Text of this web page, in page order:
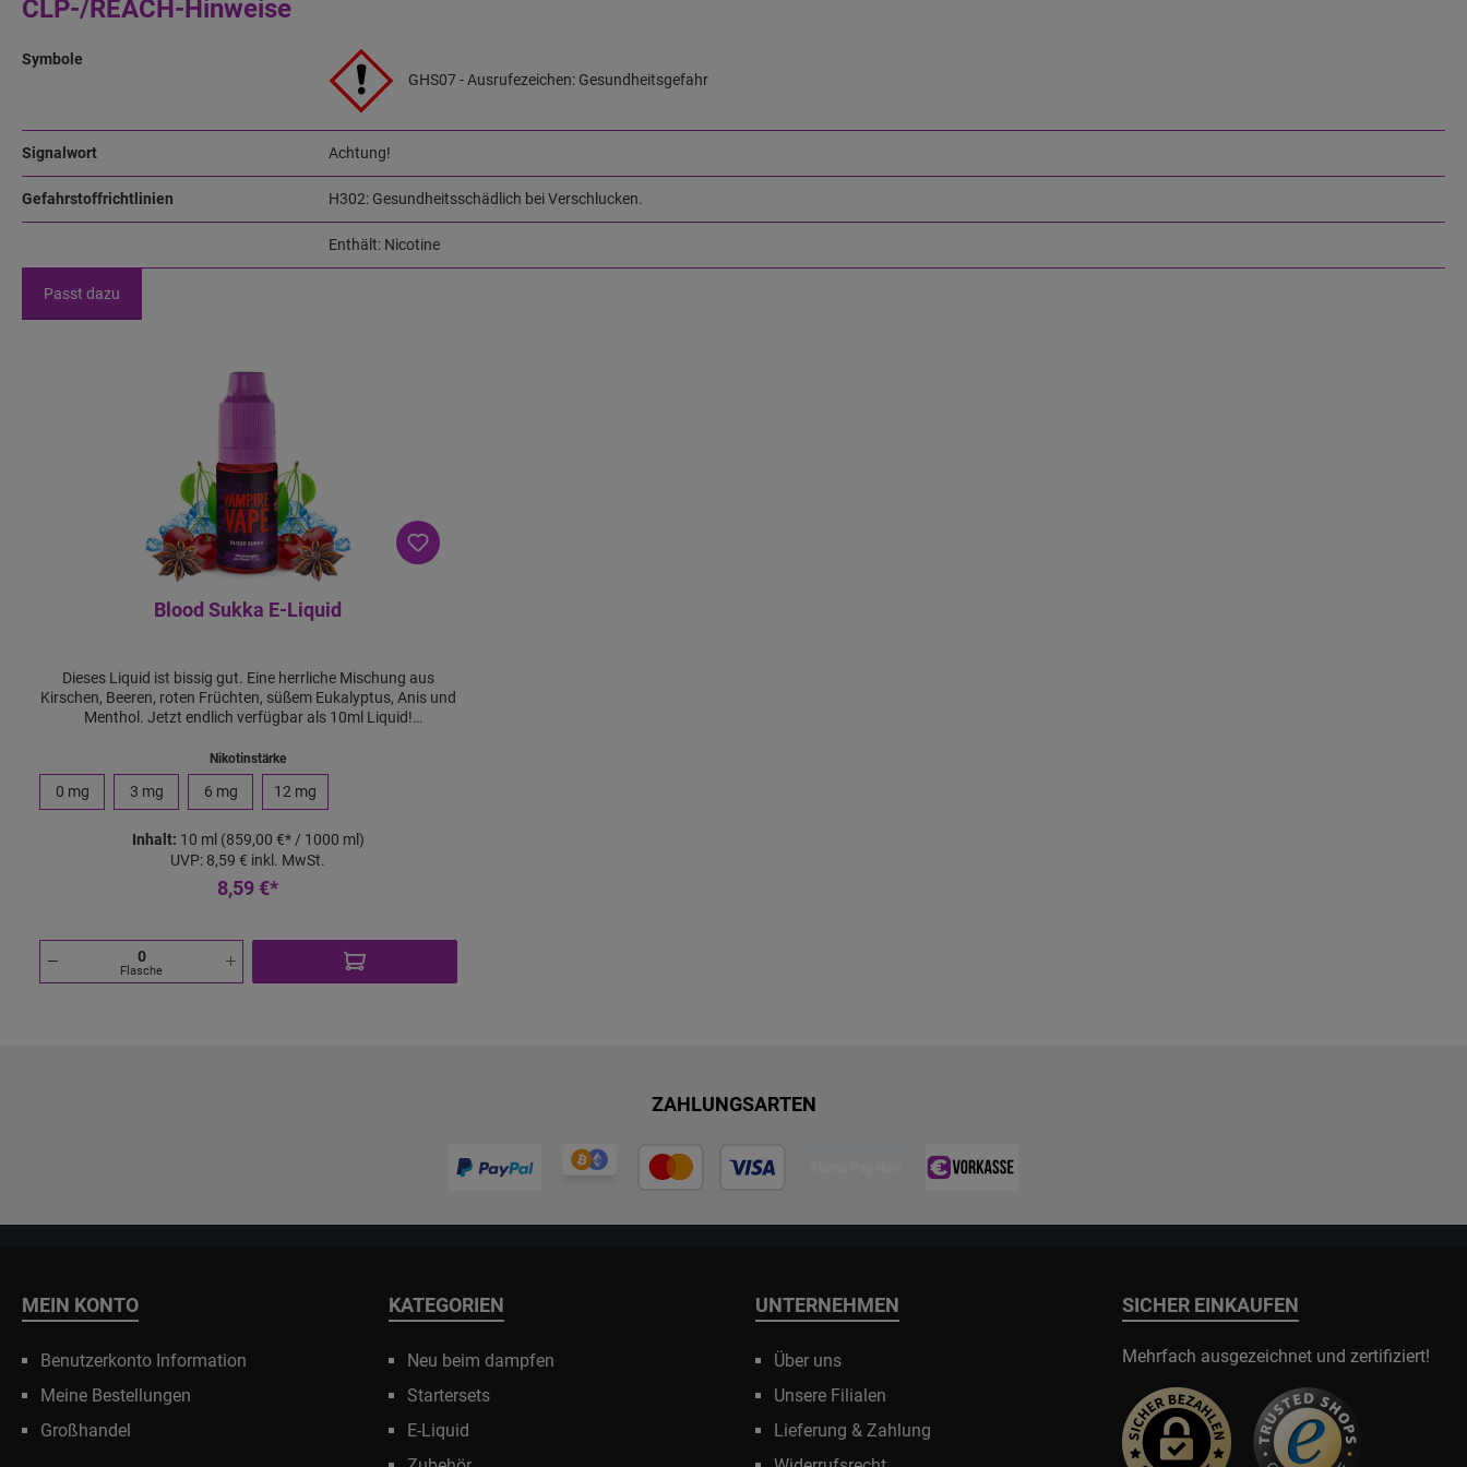
CLP-/REACH-Hinweise
Symbole
GHS07 - Ausrufezeichen: Gesundheitsgefahr
Signalwort Achtung!
Gefahrstoffrichtlinien H302: Gesundheitsschädlich bei Verschlucken.
Enthält: Nicotine
Passt dazu
Blood Sukka E-Liquid
Dieses Liquid ist bissig gut. Eine herrliche Mischung aus
Kirschen, Beeren, roten Früchten, süßem Eukalyptus, Anis und
Menthol. Jetzt endlich verfügbar als 10ml Liquid!
die Qualität. Und gemäß dem Motto "Dampfen mit Vertrauen",
bieten wir Dir die Qualitätsgarantie. Sollte es mal zu
irgendeinem Problem mit einem unserer Liquids oder Aromen
kommen, sorgen wir für schnellen Ersatz für Dich. Diesen
Vorteil können wir unseren Kunden als Hersteller bieten.
Lieferumfang: 1x Blood Sukka 10ml E-Liquid
Nikotinstärke
0 mg 3 mg 6 mg 12 mg
Inhalt: 10 ml (859,00 €* / 1000 ml)
UVP: 8,59 € inkl. MwSt.
8,59 €*
Flasche
ZAHLUNGSARTEN
MEIN KONTO
Benutzerkonto Information
Meine Bestellungen
Großhandel
KATEGORIEN
Neu beim dampfen
Startersets
E-Liquid
UNTERNEHMEN
Über uns
Unsere Filialen
Lieferung & Zahlung
SICHER EINKAUFEN
Mehrfach ausgezeichnet und zertifiziert!